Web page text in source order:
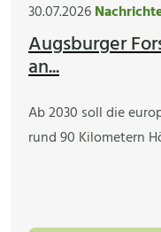
30.07.2026
Augsburger
an...
Ab 2030 soll die
rund 90 Kilometern